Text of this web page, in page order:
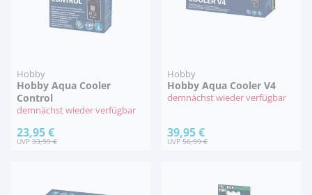
Hobby
Hobby Aqua Cooler
Control
demnächst wieder verfügbar
23,95 €
UVP33,99 €
Hobby
Hobby Aqua Cooler V4
demnächst wieder verfügbar
39,95 €
UVP56,99 €